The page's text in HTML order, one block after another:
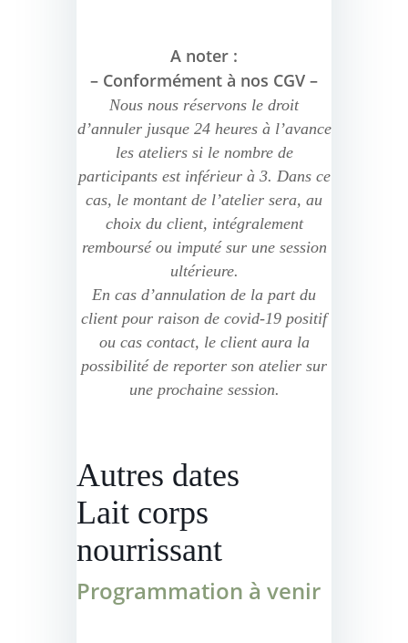
A noter :
– Conformément à nos CGV –
Nous nous réservons le droit
d’annuler jusque 24 heures à l’avance
les ateliers si le nombre de
participants est inférieur à 3. Dans ce
cas, le montant de l’atelier sera, au
choix du client, intégralement
remboursé ou imputé sur une session
ultérieure.
En cas d’annulation de la part du
client pour raison de covid-19 positif
ou cas contact, le client aura la
possibilité de reporter son atelier sur
une prochaine session.
Autres dates
Lait corps
nourrissant
Programmation à venir